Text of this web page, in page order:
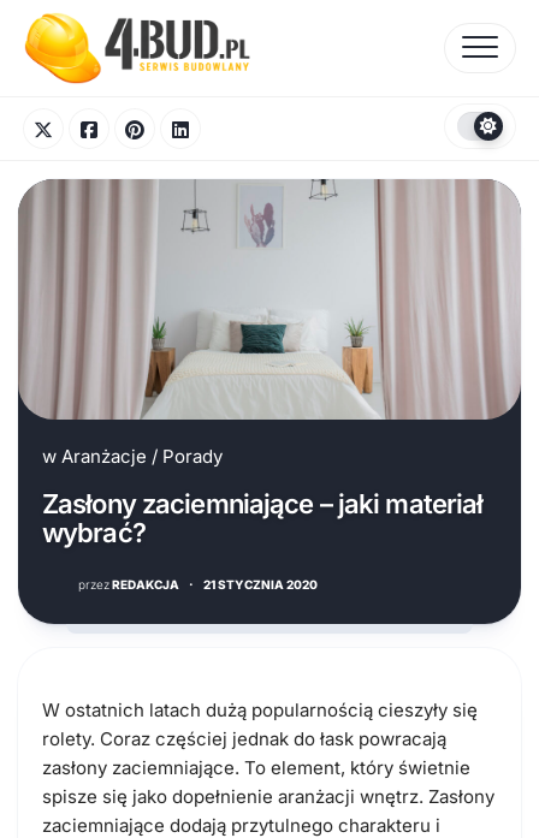
content
w Aranżacje / Porady
Zasłony zaciemniające – jaki materiał
wybrać?
przezREDAKCJA · 21 STYCZNIA 2020
W ostatnich latach dużą popularnością cieszyły się
rolety. Coraz częściej jednak do łask powracają
zasłony zaciemniające. To element, który świetnie
spisze się jako dopełnienie aranżacji wnętrz. Zasłony
zaciemniające dodają przytulnego charakteru i